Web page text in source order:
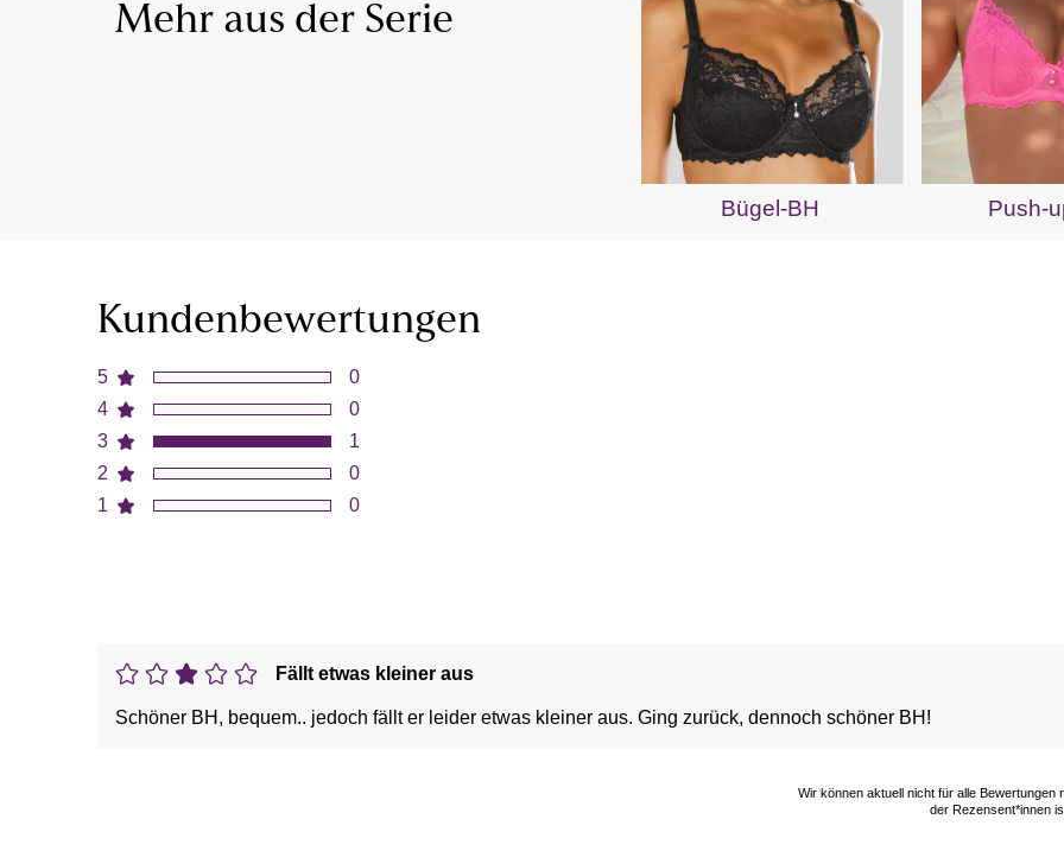
Mehr aus der Serie
Bügel-BH Push-
Kundenbewertungen
5
4
3
2
1
0
0
1
0
0
Fällt etwas kleiner aus
Schöner BH, bequem.. jedoch fällt er leider etwas kleiner aus. Ging zurück, dennoch schöner BH!
Wir können aktuell nicht für alle
der Rezensent*innen